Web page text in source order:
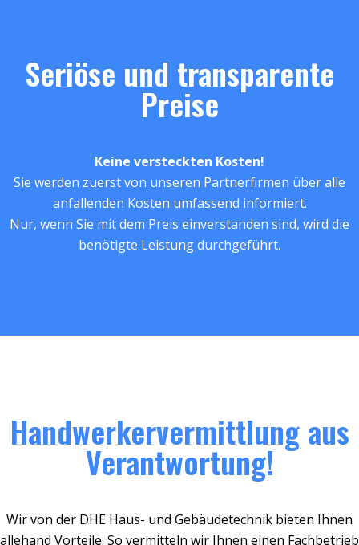
Seriöse und transparente
Preise
Keine versteckten Kosten!
Sie werden zuerst von unseren Partnerfirmen über alle
anfallenden Kosten umfassend informiert.
Nur, wenn Sie mit dem Preis einverstanden sind, wird die
benötigte Leistung durchgeführt.
Handwerkervermittlung aus
Verantwortung!
Wir von der DHE Haus- und Gebäudetechnik bieten Ihnen
allehand Vorteile. So vermitteln wir Ihnen einen Fachbetrieb